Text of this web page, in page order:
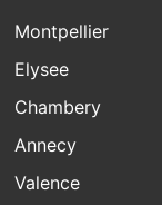
Montpellier
Elysee
Chambery
Annecy
Valence